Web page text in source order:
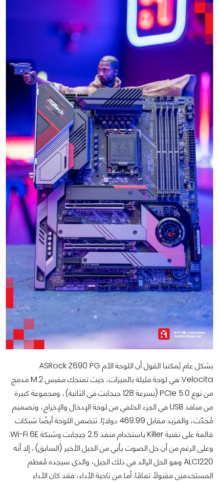
بشكل عام يُمكننا القول أن اللوحة الأم ASRock Z690 PG
Velocita هي لوحة مليئة بالميزات، حيث تمنحك مقبس M.2 مدمج
من نوع PCIe 5.0 (بسرعة 128 جيجابت في الثانية)، ومجموعة كبيرة
من منافذ USB في الجزء الخلفي من لوحة الإدخال والإخراج، وتصميم
مُحدّث، والمزيد مقابل 469.99 دولارًا. تتضمن اللوحة أيضًا شبكات
قائمة على تقنية Killer باستخدام منفذ 2.5 جيجابت وشبكة Wi-Fi 6E.
وعلى الرغم من أن حل الصوت يأتي من الجيل الأخير (السابق)، إلا أنه
ALC1220 وهو الحل الرائد في ذلك الجيل، والذي سيجده مُعظم
المستخدمين مقبولًا تمامًا. أما من ناحية الأداء، فقد كان الأداء